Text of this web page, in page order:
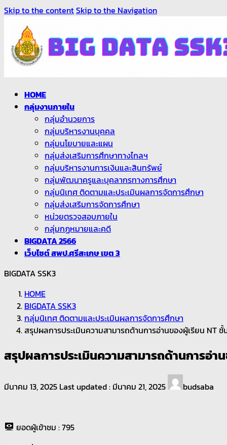
Skip to the contentSkip to the Navigation
HOME
กลุ่มงานภายใน
กลุ่มอำนวยการ
กลุ่มบริหารงานบุคคล
กลุ่มนโยบายและแผน
กลุ่มส่งเสริมการศึกษาทางไกลฯ
กลุ่มบริหารงานการเงินและสินทรัพย์
กลุ่มพัฒนาครูและบุคลากรทางการศึกษา
กลุ่มนิเทศ ติดตามและประเมินผลการจัดการศึกษา
กลุ่มส่งเสริมการจัดการศึกษา
หน่วยตรวจสอบภายใน
กลุ่มกฏหมายและคดี
BIGDATA 2566
เว็บไซต์ สพป.ศรีสะเกษ เขต 3
BIGDATA SSK3
HOME
BIGDATA SSK3
กลุ่มนิเทศ ติดตามและประเมินผลการจัดการศึกษา
สรุปผลการประเมินความสามารถด้านการอ่านของผู้เรียน NT
สรุปผลการประเมินความสามารถด้านการอ่
มีนาคม 13, 2025 Last updated : มีนาคม 21, 2025 budsaba
ยอดผู้เข้าชม :795